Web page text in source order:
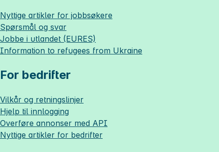
Nyttige artikler for jobbsøkere
Spørsmål og svar
Jobbe i utlandet (EURES)
Information to refugees from Ukraine
For bedrifter
Vilkår og retningslinjer
Hjelp til innlogging
Overføre annonser med API
Nyttige artikler for bedrifter